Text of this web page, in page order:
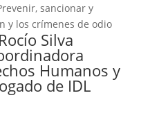
sancionar y
y los crímenes de odio
Silva
Humanos y
de IDL